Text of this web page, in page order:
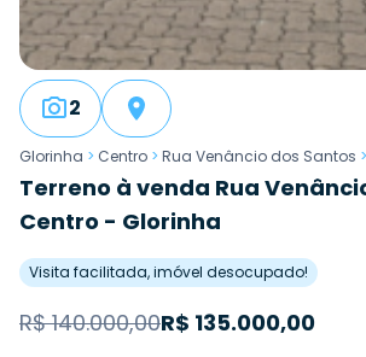
2
Glorinha > Centro > Rua Venâncio dos Santos >
Terreno à venda Rua
Centro - Glorinha
Visita facilitada, imóvel desocupado!
R$140.000,00R$ 135.000,00